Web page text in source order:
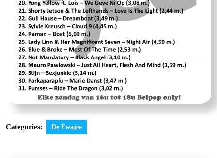
Categories: De Fwajee